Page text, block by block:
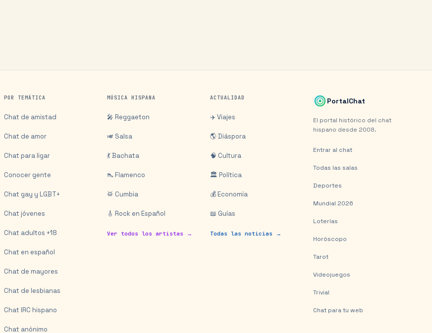
POR TEMÁTICA
Chat de amistad
Chat de amor
Chat para ligar
Conocer gente
Chat gay y LGBT+
Chat jóvenes
Chat adultos +18
Chat en español
Chat de mayores
Chat de lesbianas
Chat IRC hispano
Chat anónimo
MÚSICA HISPANA
🎤 Reggaeton
🎺 Salsa
💃 Bachata
👠 Flamenco
🥁 Cumbia
🎸 Rock en Español
Ver todos los artistas →
ACTUALIDAD
✈️ Viajes
🌎 Diáspora
🧠 Cultura
🏛️ Política
💰 Economía
📖 Guías
Todas las noticias →
PortalChat
El portal histórico del chat
hispano desde 2008.
Entrar al chat
Todas las salas
Deportes
Mundial 2026
Loterías
Horóscopo
Tarot
Videojuegos
Trivial
Chat para tu web